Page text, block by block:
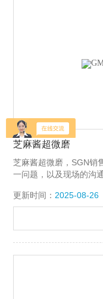
芝麻酱超微磨
芝麻酱超微磨，SGN销
一问题，以及现场的沟
势。在12000rpm的超
研磨分散之后，芝麻酱
更新时间： 2025-08-26